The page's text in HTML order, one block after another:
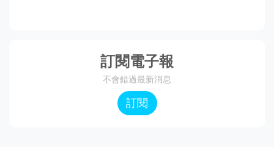
訂閱電子報
不會錯過最新消息
訂閱